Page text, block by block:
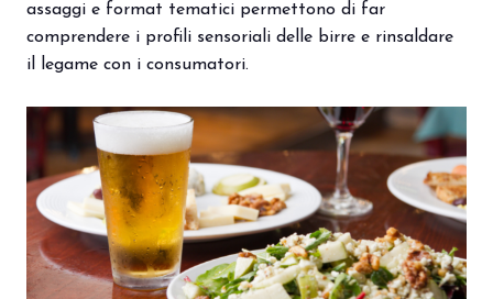
assaggi e format tematici permettono di far
comprendere i profili sensoriali delle birre e rinsaldare
il legame con i consumatori.